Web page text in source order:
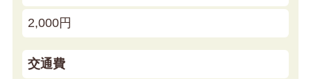
2,000円
交通費